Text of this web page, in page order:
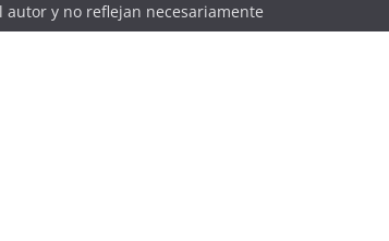
autor y no reflejan necesariamente